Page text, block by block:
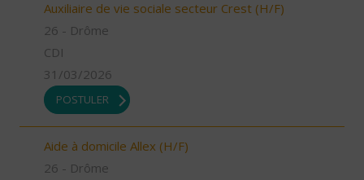
Auxiliaire de vie sociale secteur Crest (H/F)
26 - Drôme
CDI
31/03/2026
POSTULER
Aide à domicile Allex (H/F)
26 - Drôme